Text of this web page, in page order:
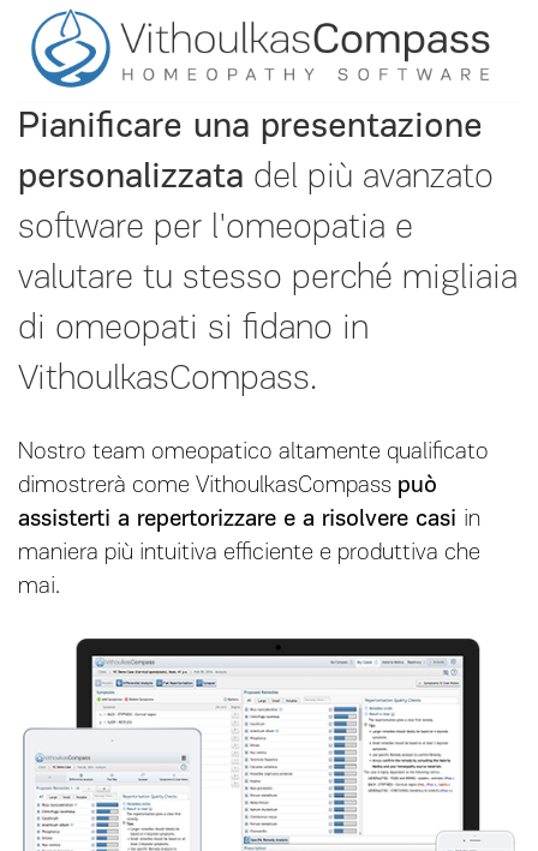
Pianificare una presentazione
personalizzata del più avanzato
software per l'omeopatia e
valutare tu stesso perché migliaia
di omeopati si fidano in
VithoulkasCompass.
Nostro team omeopatico altamente qualificato
dimostrerà come VithoulkasCompass può
assisterti a repertorizzare e a risolvere casi in
maniera più intuitiva efficiente e produttiva che
mai.